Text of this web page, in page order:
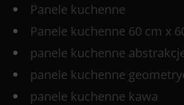
Panele kuchenne
Panele kuchenne 60 cm x
panele kuchenne
panele kuchenne
panele kuchenne kawa